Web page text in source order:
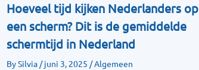
Hoeveel tijd kijken Nederlanders op
een scherm? Dit is de gemiddelde
schermtijd in Nederland
BySilvia /juni 3, 2025 /Algemeen